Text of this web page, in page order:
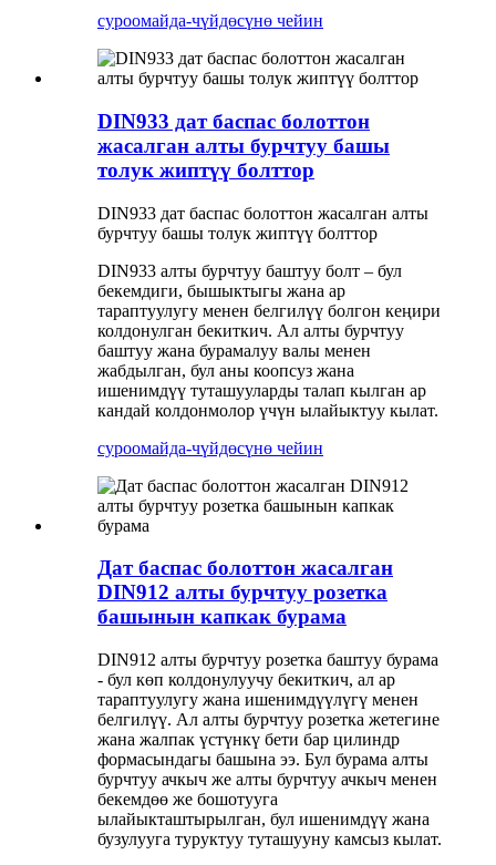
суроомайда-чүйдөсүнө чейин
DIN933 дат баспас болоттон
жасалган алты бурчтуу башы
толук жиптүү болттор
DIN933 дат баспас болоттон жасалган алты
бурчтуу башы толук жиптүү болттор
DIN933 алты бурчтуу баштуу болт – бул
бекемдиги, бышыктыгы жана ар
тараптуулугу менен белгилүү болгон кеңири
колдонулган бекиткич. Ал алты бурчтуу
баштуу жана бурамалуу валы менен
жабдылган, бул аны коопсуз жана
ишенимдүү туташууларды талап кылган ар
кандай колдонмолор үчүн ылайыктуу кылат.
суроомайда-чүйдөсүнө чейин
Дат баспас болоттон жасалган
DIN912 алты бурчтуу розетка
башынын капкак бурама
DIN912 алты бурчтуу розетка баштуу бурама
- бул көп колдонулуучу бекиткич, ал ар
тараптуулугу жана ишенимдүүлүгү менен
белгилүү. Ал алты бурчтуу розетка жетегине
жана жалпак үстүнкү бети бар цилиндр
формасындагы башына ээ. Бул бурама алты
бурчтуу ачкыч же алты бурчтуу ачкыч менен
бекемдөө же бошотууга
ылайыкташтырылган, бул ишенимдүү жана
бузулууга туруктуу туташууну камсыз кылат.